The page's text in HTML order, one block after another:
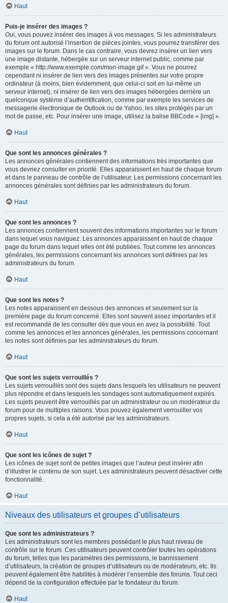
Haut
Puis-je insérer des images ?
Oui, vous pouvez insérer des images à vos messages. Si les administrateurs
du forum ont autorisé l’insertion de pièces jointes, vous pourrez transférer des
images sur le forum. Dans le cas contraire, vous devrez insérer un lien vers
une image distante, hébergée sur un serveur internet public, comme par
exemple « http://www.exemple.com/mon-image.gif ». Vous ne pourrez
cependant ni insérer de lien vers des images présentes sur votre propre
ordinateur (à moins, bien évidemment, que celui-ci soit en lui-même un
serveur internet), ni insérer de lien vers des images hébergées derrière un
quelconque système d’authentification, comme par exemple les services de
messagerie électronique de Outlook ou de Yahoo, les sites protégés par un
mot de passe, etc. Pour insérer une image, utilisez la balise BBCode « [img] ».
Haut
Que sont les annonces générales ?
Les annonces générales contiennent des informations très importantes que
vous devriez consulter en priorité. Elles apparaissent en haut de chaque forum
et dans le panneau de contrôle de l’utilisateur. Les permissions concernant les
annonces générales sont définies par les administrateurs du forum.
Haut
Que sont les annonces ?
Les annonces contiennent souvent des informations importantes sur le forum
dans lequel vous naviguez. Les annonces apparaissent en haut de chaque
page du forum dans lequel elles ont été publiées. Tout comme les annonces
générales, les permissions concernant les annonces sont définies par les
administrateurs du forum.
Haut
Que sont les notes ?
Les notes apparaissent en dessous des annonces et seulement sur la
première page du forum concerné. Elles sont souvent assez importantes et il
est recommandé de les consulter dès que vous en avez la possibilité. Tout
comme les annonces et les annonces générales, les permissions concernant
les notes sont définies par les administrateurs du forum.
Haut
Que sont les sujets verrouillés ?
Les sujets verrouillés sont des sujets dans lesquels les utilisateurs ne peuvent
plus répondre et dans lesquels les sondages sont automatiquement expirés.
Les sujets peuvent être verrouillés par un administrateur ou un modérateur du
forum pour de multiples raisons. Vous pouvez également verrouiller vos
propres sujets, si cela a été autorisé par les administrateurs.
Haut
Que sont les icônes de sujet ?
Les icônes de sujet sont de petites images que l’auteur peut insérer afin
d’illustrer le contenu de son sujet. Les administrateurs peuvent désactiver cette
fonctionnalité.
Haut
Niveaux des utilisateurs et groupes d’utilisateurs
Que sont les administrateurs ?
Les administrateurs sont les membres possédant le plus haut niveau de
contrôle sur le forum. Ces utilisateurs peuvent contrôler toutes les opérations
du forum, telles que les paramètres des permissions, le bannissement
d’utilisateurs, la création de groupes d’utilisateurs ou de modérateurs, etc. Ils
peuvent également être habilités à modérer l’ensemble des forums. Tout ceci
dépend de la configuration effectuée par le fondateur du forum.
Haut